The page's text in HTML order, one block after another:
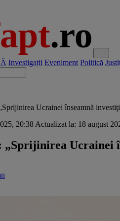
Investigații Eveniment Politică
Ucrainei înseamnă
20:38 Actualizat la: 18 august
„Sprijinirea Ucrainei